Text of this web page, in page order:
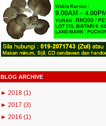
BLOG ARCHIVE
► 2018 (1)
► 2017 (3)
► 2016 (1)